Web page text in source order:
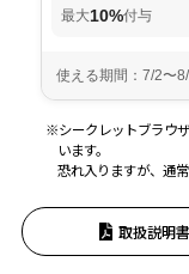
※シークレットブラウ
います。
恐れ入りますが、通
取扱説明書